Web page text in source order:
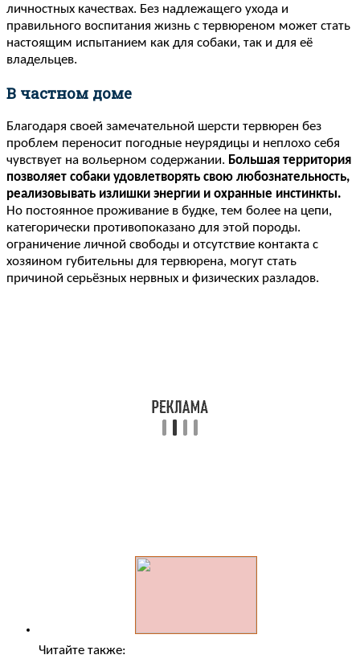
личностных качествах. Без надлежащего ухода и
правильного воспитания жизнь с тервюреном может стать
настоящим испытанием как для собаки, так и для её
владельцев.
В частном доме
Благодаря своей замечательной шерсти тервюрен без
проблем переносит погодные неурядицы и неплохо себя
чувствует на вольерном содержании. Большая территория
позволяет собаки удовлетворять свою любознательность,
реализовывать излишки энергии и охранные инстинкты.
Но постоянное проживание в будке, тем более на цепи,
категорически противопоказано для этой породы.
ограничение личной свободы и отсутствие контакта с
хозяином губительны для тервюрена, могут стать
причиной серьёзных нервных и физических разладов.
Читайте также: